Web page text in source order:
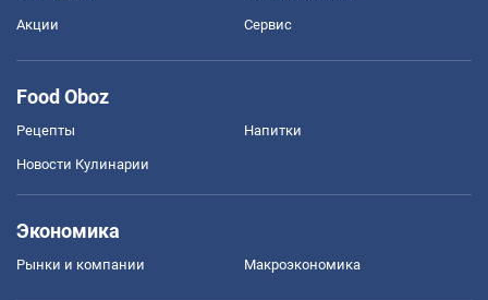
Акции Сервис
Food Oboz
Рецепты Напитки
Новости Кулинарии
Экономика
Рынки и компании Mакроэкономика